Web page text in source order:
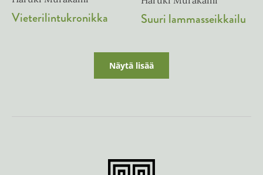
Vieterilintukronikka Suuri lammasseikkailu
Näytä lisää